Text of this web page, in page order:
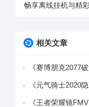
畅享离线挂机与精
相关文章
《赛博朋克2077
《元气骑士2020
《王者荣耀镜